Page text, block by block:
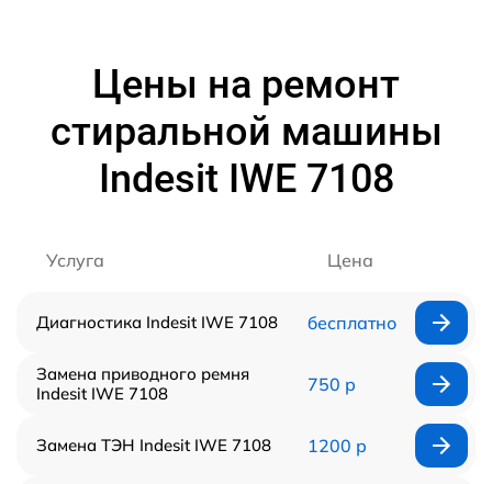
Цены на ремонт
стиральной машины
Indesit IWE 7108
Услуга Цена
Диагностика Indesit IWE 7108 бесплатно
Замена приводного ремня
Indesit IWE 7108
750 р
Замена ТЭН Indesit IWE 7108 1200 р